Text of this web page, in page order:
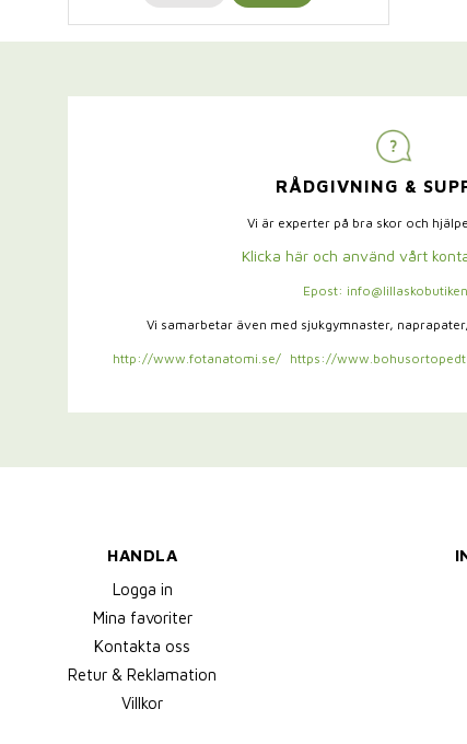
RÅDGIVNING &
Vi är experter på bra skor och
Klicka här och använd vårt
Epost:
Vi samarbetar även med sjukgymnaster,
http://www.fotanatomi.se/ https://
HANDLA
Logga in
Mina favoriter
Kontakta oss
Retur & Reklamation
Villkor